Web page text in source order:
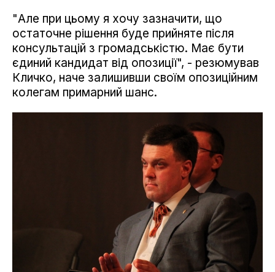
"Але при цьому я хочу зазначити, що
остаточне рішення буде прийняте після
консультацій з громадськістю. Має бути
єдиний кандидат від опозиції", - резюмував
Кличко, наче залишивши своїм опозиційним
колегам примарний шанс.